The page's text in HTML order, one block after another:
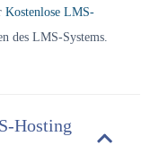
Kostenlose LMS-
des LMS-Systems.
Hosting